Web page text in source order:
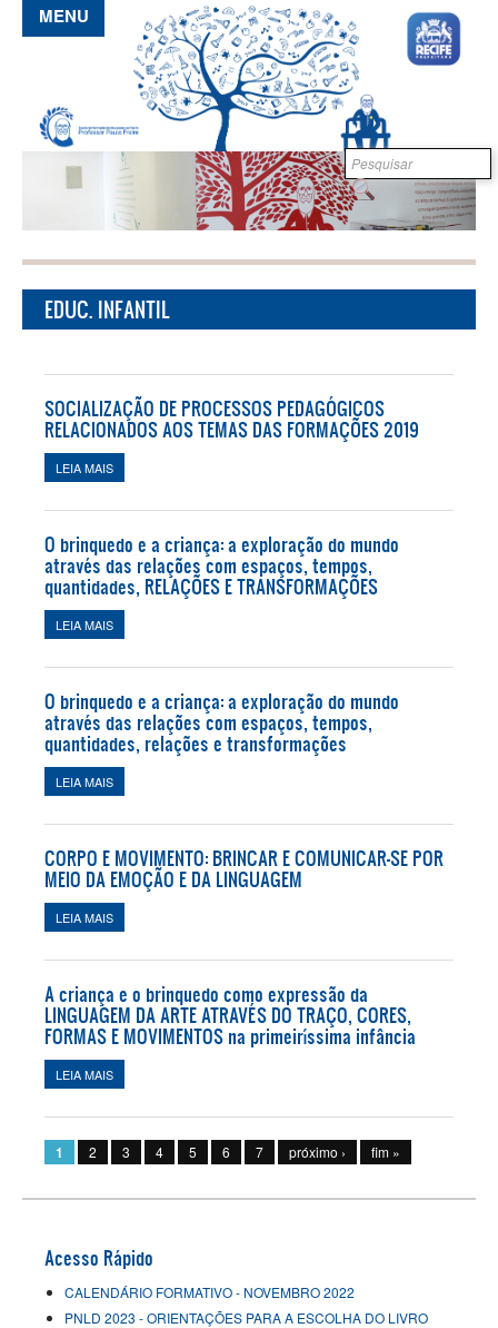
Pular para o conteúdo principal
Formulário de
busca
MENU
EDUC. INFANTIL
SOCIALIZAÇÃO DE PROCESSOS PEDAGÓGICOS
RELACIONADOS AOS TEMAS DAS FORMAÇÕES 2019
LEIA MAIS
O brinquedo e a criança: a exploração do mundo
através das relações com espaços, tempos,
quantidades, RELAÇÕES E TRANSFORMAÇÕES
LEIA MAIS
QUANTIDADES, RELAÇÕES E TRANSFORMAÇÕES
O brinquedo e a criança: a exploração do mundo
através das relações com espaços, tempos,
quantidades, relações e transformações
LEIA MAIS
QUANTIDADES, RELAÇÕES E TRANSFORMAÇÕES
CORPO E MOVIMENTO: BRINCAR E COMUNICAR-SE POR
MEIO DA EMOÇÃO E DA LINGUAGEM
LEIA MAIS
A criança e o brinquedo como expressão da
LINGUAGEM DA ARTE ATRAVÉS DO TRAÇO, CORES,
FORMAS E MOVIMENTOS na primeiríssima infância
LEIA MAIS
MOVIMENTOS NA PRIMEIRÍSSIMA INFÂNCIA
1 2 3 4 5 6 7 próximo › fim »
Acesso Rápido
CALENDÁRIO FORMATIVO - NOVEMBRO 2022
PNLD 2023 - ORIENTAÇÕES PARA A ESCOLHA DO LIVRO